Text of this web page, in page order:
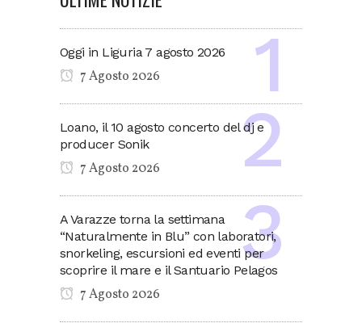
Oggi in Liguria 7 agosto 2026
7 Agosto 2026
Loano, il 10 agosto concerto del dj e
producer Sonik
7 Agosto 2026
A Varazze torna la settimana
“Naturalmente in Blu” con laboratori,
snorkeling, escursioni ed eventi per
scoprire il mare e il Santuario Pelagos
7 Agosto 2026